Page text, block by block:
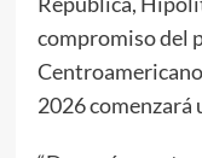
compromiso del
2026 comenzará